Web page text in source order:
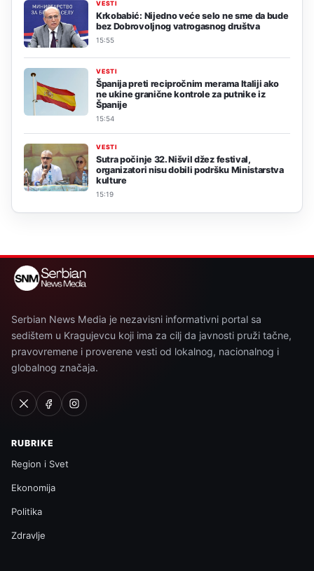
VESTI
Krkobabić: Nijedno veće selo ne sme da bude
bez Dobrovoljnog vatrogasnog društva
15:55
VESTI
Španija preti recipročnim merama Italiji ako
ne ukine granične kontrole za putnike iz
Španije
15:54
VESTI
Sutra počinje 32. Nišvil džez festival,
organizatori nisu dobili podršku Ministarstva
kulture
15:19
Serbian News Media je nezavisni informativni portal sa
sedištem u Kragujevcu koji ima za cilj da javnosti pruži tačne,
pravovremene i proverene vesti od lokalnog, nacionalnog i
globalnog značaja.
RUBRIKE
Region i Svet
Ekonomija
Politika
Zdravlje